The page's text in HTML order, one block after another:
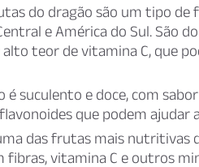
do dragão são um tipo de
e América do Sul. São
teor de vitamina C, que
é suculento e doce, com
que podem ajudar
das frutas mais nutritivas
fibras, vitamina C e outros